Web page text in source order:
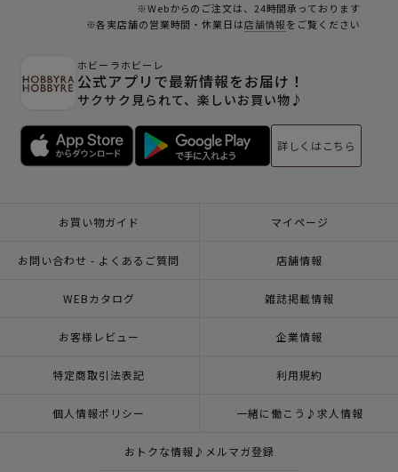
※Webからのご注文は、24時間承っております
※各実店舗の営業時間・休業日は店舗情報をご覧ください
ホビーラホビーレ
公式アプリで最新情報をお届け！
サクサク見られて、楽しいお買い物♪
詳しくはこちら
お買い物ガイド マイページ
お問い合わせ - よくあるご質問 店舗情報
WEBカタログ 雑誌掲載情報
お客様レビュー 企業情報
特定商取引法表記 利用規約
個人情報ポリシー 一緒に働こう♪求人情報
おトクな情報♪メルマガ登録